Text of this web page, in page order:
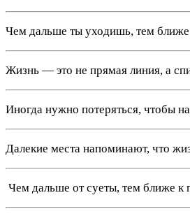
Чем дальше ты уходишь, тем ближе
Жизнь — это не прямая линия, а
Иногда нужно потеряться, чтобы
Далекие места напоминают, что
Чем дальше от суеты, тем ближе к